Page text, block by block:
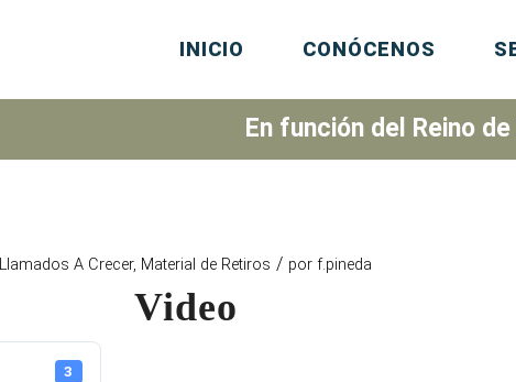
En función del Reino
INICIO CONÓCENOS
Llamados A Crecer, Material de Retiros / por f.pineda
3
Video